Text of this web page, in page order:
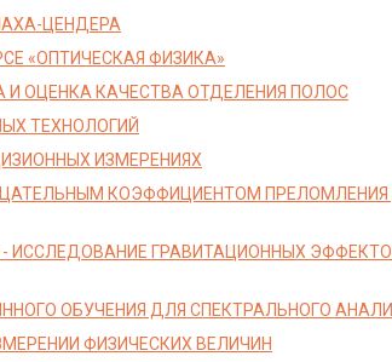
ЦЕНДЕРА
«ОПТИЧЕСКАЯ ФИЗИКА»
ОЦЕНКА КАЧЕСТВА ОТДЕЛЕНИЯ ПОЛОС
ТЕХНОЛОГИЙ
ИЗМЕРЕНИЯХ
КОЭФФИЦИЕНТОМ
ИССЛЕДОВАНИЕ ГРАВИТАЦИОННЫХ
ОБУЧЕНИЯ ДЛЯ СПЕКТРАЛЬНОГО
ФИЗИЧЕСКИХ ВЕЛИЧИН